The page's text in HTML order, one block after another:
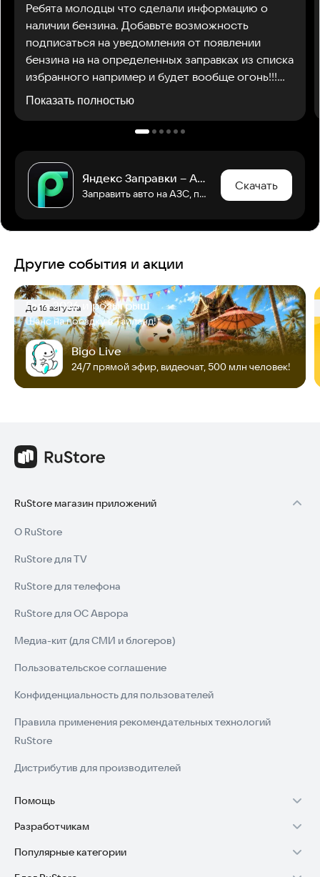
Ребята молодцы что сделали информацию о
наличии бензина. Добавьте возможность
подписаться на уведомления от появлении
бензина на на определенных заправках из списка
избранного например и будет вообще огонь!!!
Например если появился 95й на двух трёх АЗС
Показать полностью
Яндекс Заправки – АЗС на карте
Заправить авто на АЗС, платные дороги, эвакуатор и автомойка в одном приложении
Скачать
Другие события и акции
До 16 августа
Гала 2026 и розыгрыш
Шанс на поездку в Таиланд!
Bigo Live
24/7 прямой эфир, видеочат, 500 млн человек!
RuStore магазин приложений
О RuStore
RuStore для TV
RuStore для телефона
RuStore для ОС Аврора
Медиа-кит (для СМИ и блогеров)
Пользовательское соглашение
Конфиденциальность для пользователей
Правила применения рекомендательных технологий
RuStore
Дистрибутив для производителей
Помощь
Установка RuStore на TV
Установка RuStore на телефон
Разработчикам
Зарабатывать с RuStore
Популярные категории